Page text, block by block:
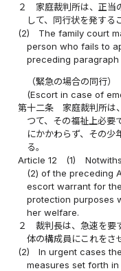
２
家庭裁判所は、正当
して、同行状を発する
(2)
The family court
person who fails to
preceding
（緊急の場合の同行）
(Escort in case of
第十二条
家庭裁判所は
つて、その福祉上必要
にかかわらず、その少
る。
Article 12
(1)
(2) of the preceding
escort warrant for
protection purposes
her welfare.
２
裁判長は、急速を要
体の構成員にこれをさ
(2)
In urgent cases
measures set forth